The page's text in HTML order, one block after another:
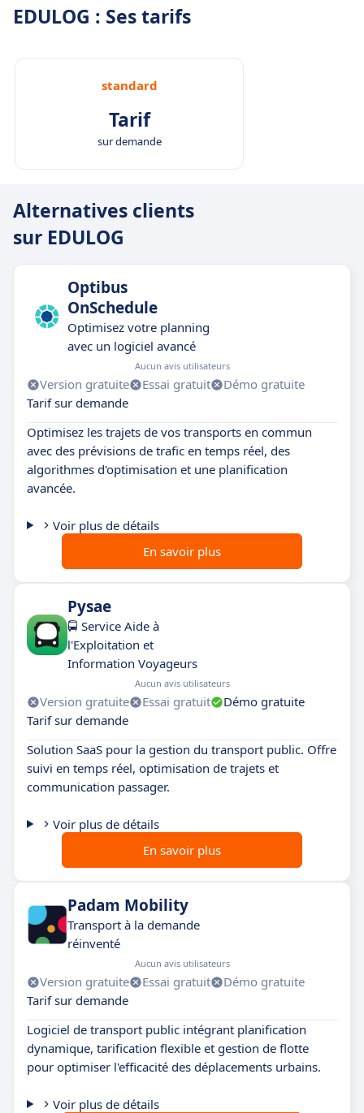
EDULOG : Ses tarifs
standard
Tarif
sur demande
Alternatives clients
sur EDULOG
Optibus
OnSchedule
Optimisez votre planning
avec un logiciel avancé
Aucun avis utilisateurs
Version gratuite Essai gratuit
Démo gratuite
Tarif sur demande
Optimisez les trajets de vos transports en commun
avec des prévisions de trafic en temps réel, des
algorithmes d'optimisation et une planification
avancée.
Voir plus de détails
En savoir plus
Pysae
🚍 Service Aide à
l'Exploitation et
Information Voyageurs
Aucun avis utilisateurs
Version gratuite Essai gratuit
Démo gratuite
Tarif sur demande
Solution SaaS pour la gestion du transport public. Offre
suivi en temps réel, optimisation de trajets et
communication passager.
Voir plus de détails
En savoir plus
Padam Mobility
Transport à la demande
réinventé
Aucun avis utilisateurs
Version gratuite Essai gratuit
Démo gratuite
Tarif sur demande
Logiciel de transport public intégrant planification
dynamique, tarification flexible et gestion de flotte
pour optimiser l'efficacité des déplacements urbains.
Voir plus de détails